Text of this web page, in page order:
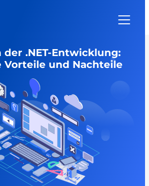
der .NET-Entwicklung:
Vorteile und Nachteile